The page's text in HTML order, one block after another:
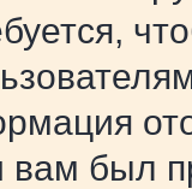
вам был